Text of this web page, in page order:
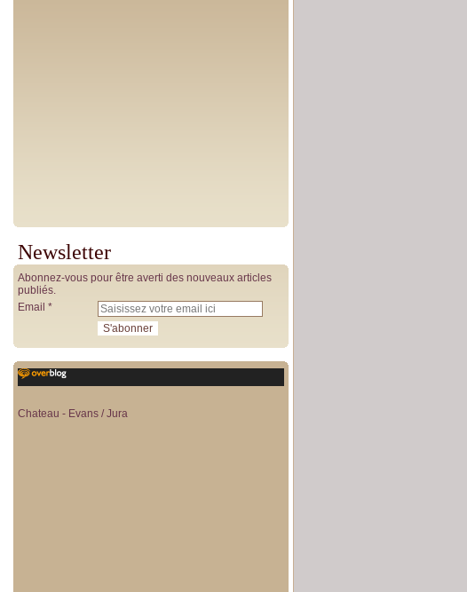
Newsletter
Abonnez-vous pour être averti des nouveaux articles
publiés.
Email
Chateau - Evans / Jura